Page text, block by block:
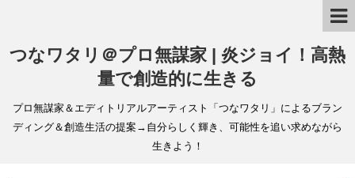
つなワタリ＠プロ無謀家 | 炎ジョイ！高熱
量で創造的に生きる
プロ無謀家＆エディトリアルアーティスト「つなワタリ」によるブラン
ディング＆創造生活の提案→自分らしく輝き、可能性を追い求めながら
生きよう！